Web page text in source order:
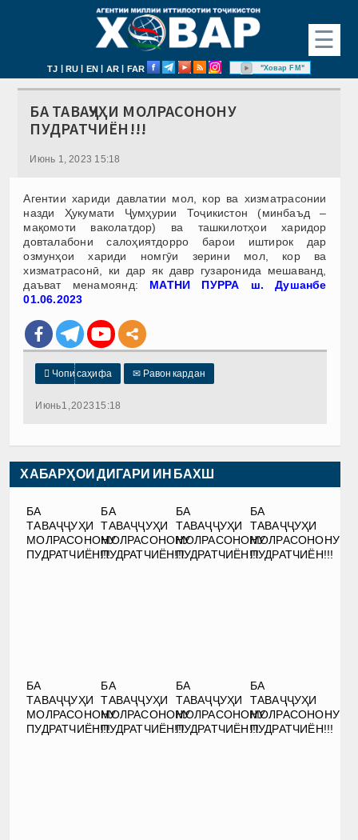
☰
TJ | RU | EN | AR | FAR "Ховар FM"
БА ТАВАҶҶУҲИ МОЛРАСОНОНУ
ПУДРАТЧИЁН!!!
Июнь 1, 2023 15:18
Агентии хариди давлатии мол, кор ва хизматрасонии
назди Ҳукумати Ҷумҳурии Тоҷикистон (минбаъд –
мақомоти ваколатдор) ва ташкилотҳои харидор
довталабони салоҳиятдорро барои иштирок дар
озмунҳои хариди номгӯи зерини мол, кор ва
хизматрасонӣ, ки дар як давр гузаронида мешаванд,
даъват менамоянд: МАТНИ ПУРРА ш. Душанбе
01.06.2023
 Чопи саҳифа ✉ Равон кардан
Июнь 1, 2023 15:18
ХАБАРҲОИ ДИГАРИ ИН БАХШ
БА
ТАВАҶҶУҲИ
МОЛРАСОНОНУ
ПУДРАТЧИЁН!!!
БА
ТАВАҶҶУҲИ
МОЛРАСОНОНУ
ПУДРАТЧИЁН!!!
БА
ТАВАҶҶУҲИ
МОЛРАСОНОНУ
ПУДРАТЧИЁН!!!
БА
ТАВАҶҶУҲИ
МОЛРАСОНОНУ
ПУДРАТЧИЁН!!!
БА
ТАВАҶҶУҲИ
МОЛРАСОНОНУ
ПУДРАТЧИЁН!!!
БА
ТАВАҶҶУҲИ
МОЛРАСОНОНУ
ПУДРАТЧИЁН!!!
БА
ТАВАҶҶУҲИ
МОЛРАСОНОНУ
ПУДРАТЧИЁН!!!
БА
ТАВАҶҶУҲИ
МОЛРАСОНОНУ
ПУДРАТЧИЁН!!!